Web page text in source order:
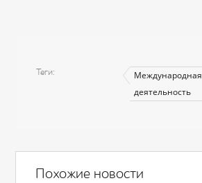
Теги
Международная
деятельность
Похожие новости